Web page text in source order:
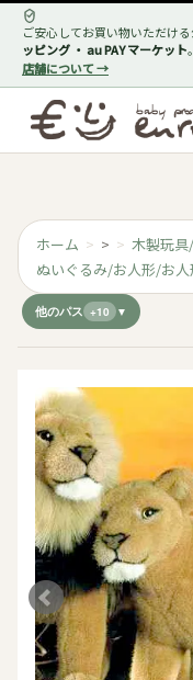
ご安心してお買い物いただける
ッピング ・ au PAY マーケット
店舗について →
ホーム > 木製玩
ぬいぐるみ/お人形/お
他のパス +10